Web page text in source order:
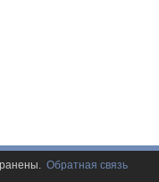
Обратная связь